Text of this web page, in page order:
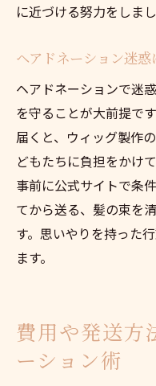
に近づける努力をしまし
ヘアドネーション迷
ヘアドネーションで迷
を守ることが大前提で
届くと、ウィッグ製作
どもたちに負担をかけ
事前に公式サイトで条
てから送る、髪の束を
す。思いやりを持った
ます。
費用や発送方
ーション術